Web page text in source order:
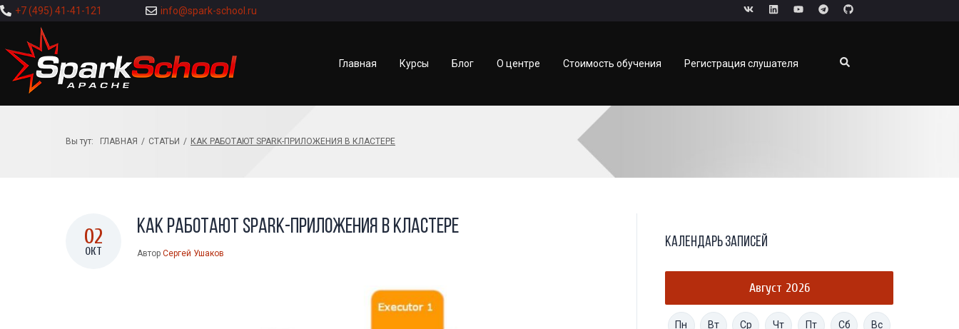
+7 (495) 41-41-121 info@spark-school.ru
Главная Курсы Блог О центре Стоимость обучения Регистрация слушателя
Вы тут: ГЛАВНАЯ / СТАТЬИ / КАК РАБОТАЮТ SPARK-ПРИЛОЖЕНИЯ В КЛАСТЕРЕ
02
ОКТ
Как работают Spark-приложения в кластере
Автор Сергей Ушаков
Календарь записей
Август 2026
Пн Вт Ср Чт Пт Сб Вс